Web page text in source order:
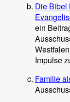
Die Bibel
ein
Impulse
Familie